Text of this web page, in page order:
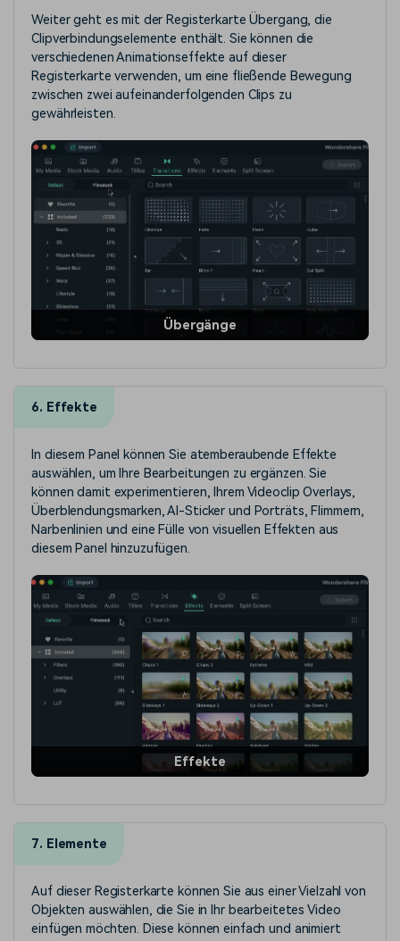
Weiter geht es mit der Registerkarte Übergang, die
Clipverbindungselemente enthält. Sie können die
verschiedenen Animationseffekte auf dieser
Registerkarte verwenden, um eine fließende Bewegung
zwischen zwei aufeinanderfolgenden Clips zu
gewährleisten.
Übergänge
6. Effekte
In diesem Panel können Sie atemberaubende Effekte
auswählen, um Ihre Bearbeitungen zu ergänzen. Sie
können damit experimentieren, Ihrem Videoclip Overlays,
Überblendungsmarken, AI-Sticker und Porträts, Flimmern,
Narbenlinien und eine Fülle von visuellen Effekten aus
diesem Panel hinzuzufügen.
Effekte
7. Elemente
Auf dieser Registerkarte können Sie aus einer Vielzahl von
Objekten auswählen, die Sie in Ihr bearbeitetes Video
einfügen möchten. Diese können einfach und animiert